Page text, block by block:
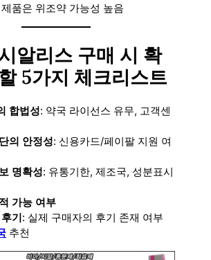
품은 위조약 가능성 높음
알리스 구매 시 확
5가지 체크리스트
합법성: 약국 라이선스 유무, 고객센
의 안정성: 신용카드/페이팔 지원 여
명확성: 유통기한, 제조국, 성분표시
가능 여부
기 : 실제 구매자의 후기 존재 여부
추천